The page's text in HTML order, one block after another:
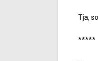
Tja,
*****